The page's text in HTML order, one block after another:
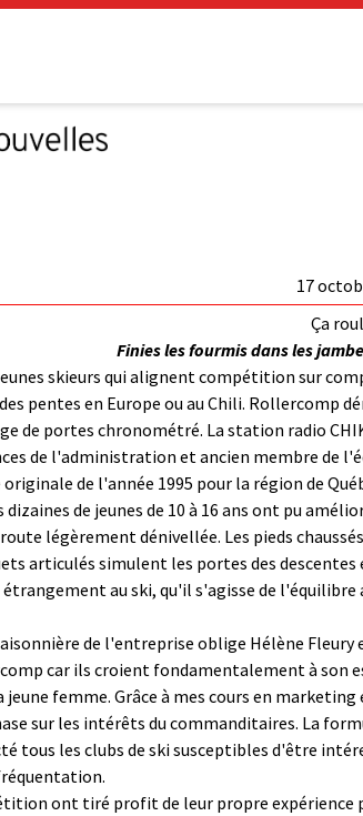
17
Ça
Finies les fourmis dans les
skieurs qui alignent compétition sur
pentes en Europe ou au Chili. Rollercomp
de portes chronométré. La station radio
de l'administration et ancien membre de
de l'année 1995 pour la région de
de jeunes de 10 à 16 ans ont pu
légèrement dénivellée. Les pieds
articulés simulent les portes des
au ski, qu'il s'agisse de
de l'entreprise oblige Hélène Fleury
car ils croient fondamentalement à son
femme. Grâce à mes cours en
sur les intérêts du commanditaires. La
tous les clubs de ski susceptibles d'être
ont tiré profit de leur propre